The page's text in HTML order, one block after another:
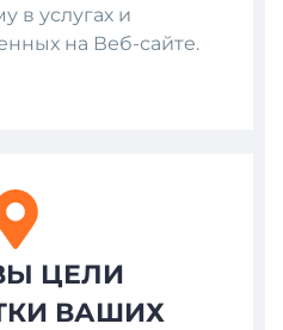
в услугах и
на Веб-сайте.
ЦЕЛИ
ВАШИХ